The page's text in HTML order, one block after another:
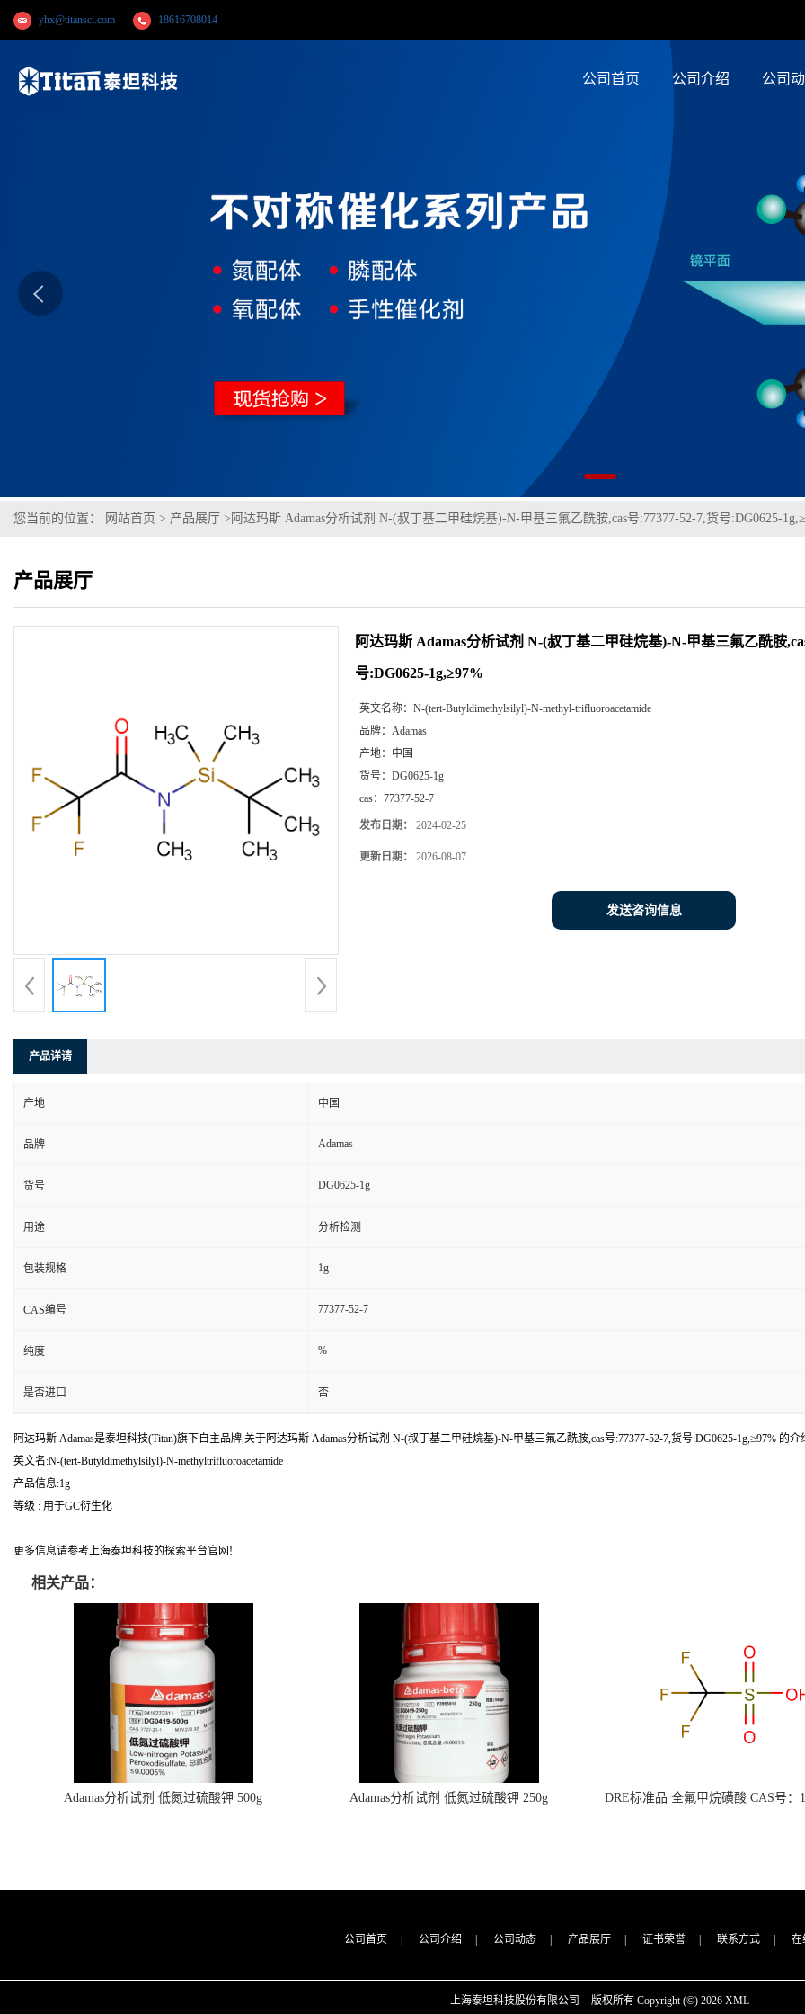
yhx@titansci.com 18616708014
公司首页 公司介绍 公司
您当前的位置： 网站首页 > 产品展厅 > 阿达玛斯 Adamas分析试剂 N-(叔丁基二甲硅烷基)-N-甲基三氟乙酰胺,cas号:77377-52-7,货号:DG0625-
产品展厅
阿达玛斯 Adamas分析试剂 N-(叔丁基二甲硅烷基)-N-甲基三氟乙酰胺
号:DG0625-1g,≥97%
英文名称： N-(tert-Butyldimethylsilyl)-N-methyl-trifluoroacetamide
品牌： Adamas
产地： 中国
货号： DG0625-1g
cas： 77377-52-7
发布日期： 2024-02-25
更新日期： 2026-08-07
发送咨询信息
产品详请
产地 中国
品牌 Adamas
货号 DG0625-1g
用途 分析检测
包装规格 1g
CAS编号 77377-52-7
纯度 %
是否进口 否
阿达玛斯 Adamas是泰坦科技(Titan)旗下自主品牌,关于阿达玛斯 Adamas分析试剂 N-(叔丁基二甲硅烷基)-N-甲基三氟乙酰胺,cas号:77377-52-7,货号:DG0625-1g,≥97% 的介
英文名:N-(tert-Butyldimethylsilyl)-N-methyltrifluoroacetamide
产品信息:1g
等级 : 用于GC衍生化
更多信息请参考上海泰坦科技的探索平台官网!
相关产品：
Adamas分析试剂 低氮过硫酸钾 500g
Adamas分析试剂 低氮过硫酸钾 250g
DRE标准品 全氟甲烷磺酸 CAS号：
公司首页 | 公司介绍 | 公司动态 | 产品展厅 | 证书荣誉 | 联系方式 | 在
上海泰坦科技股份有限公司 版权所有 Copyright (©) 2026 XML